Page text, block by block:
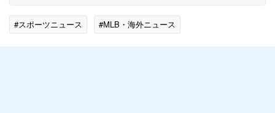
#スポーツニュース #MLB・海外ニュース